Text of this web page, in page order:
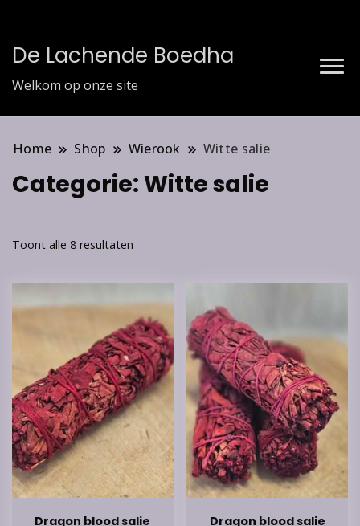
De Lachende Boedha
Welkom op onze site
Home Shop Wierook Witte salie
Categorie:Witte salie
Toont alle 8 resultaten
Dragon blood salie
Dragon blood salie